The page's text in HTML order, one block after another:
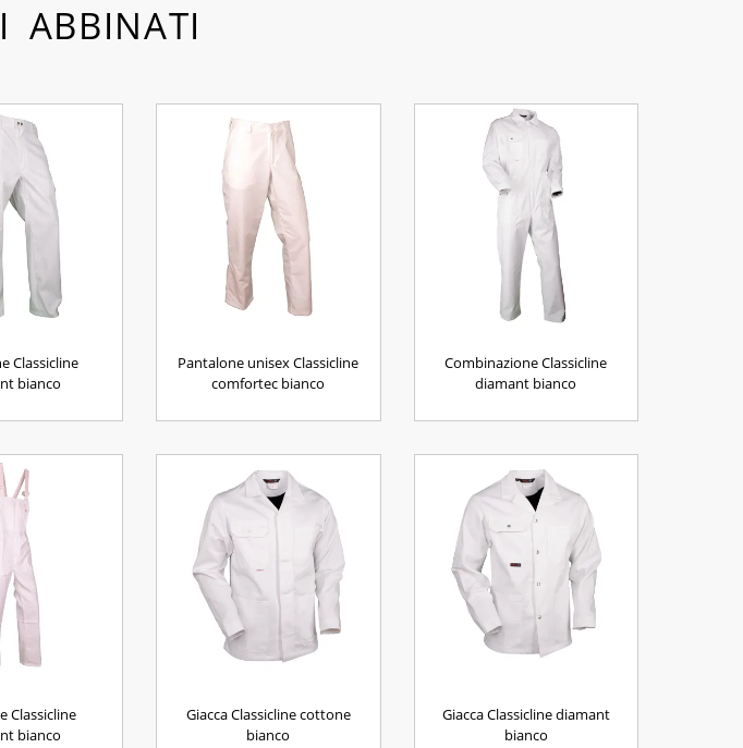
ABBINATI
Classicline
bianco
Pantalone unisex Classicline
comfortec bianco
Combinazione Classicline
diamant bianco
Classicline
bianco
Giacca Classicline cottone
bianco
Giacca Classicline diamant
bianco